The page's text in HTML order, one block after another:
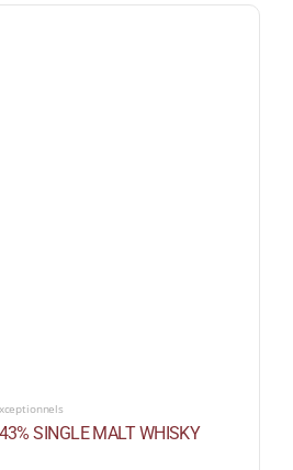
SINGLE MALT WHISKY